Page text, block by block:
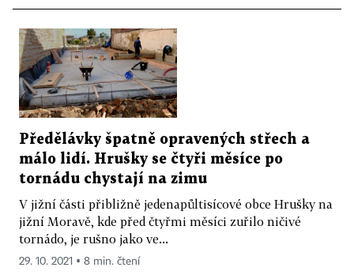
Předělávky špatně opravených střech a
málo lidí. Hrušky se čtyři měsíce po
tornádu chystají na zimu
V jižní části přibližně jedenapůltisícové obce Hrušky na
jižní Moravě, kde před čtyřmi měsíci zuřilo ničivé
tornádo, je rušno jako ve...
29. 10. 2021 ▪ 8 min. čtení